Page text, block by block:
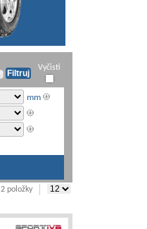
Vyčisti
mm
2 položky